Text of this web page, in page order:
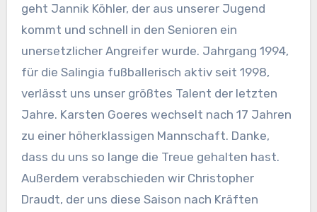
geht Jannik Köhler, der aus unserer Jugend
kommt und schnell in den Senioren ein
unersetzlicher Angreifer wurde. Jahrgang 1994,
für die Salingia fußballerisch aktiv seit 1998,
verlässt uns unser größtes Talent der letzten
Jahre. Karsten Goeres wechselt nach 17 Jahren
zu einer höherklassigen Mannschaft. Danke,
dass du uns so lange die Treue gehalten hast.
Außerdem verabschieden wir Christopher
Draudt, der uns diese Saison nach Kräften